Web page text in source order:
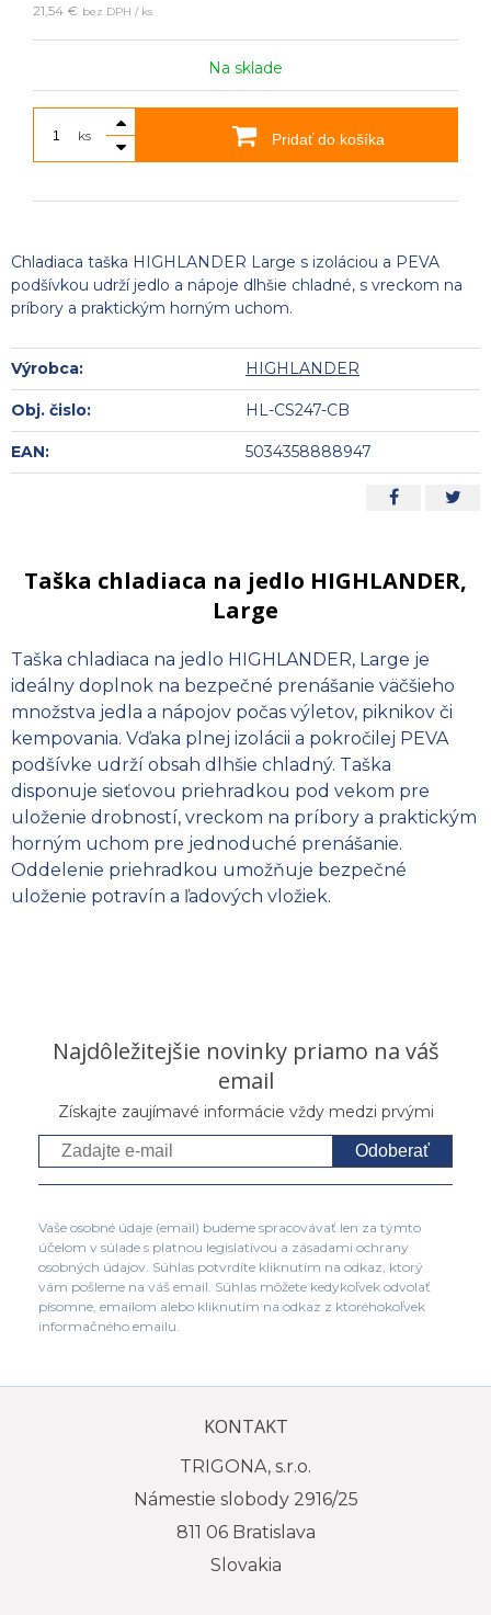
21,54 € bez DPH / ks
Na sklade
ks Pridať do košíka
Chladiaca taška HIGHLANDER Large s izoláciou a PEVA
podšívkou udrží jedlo a nápoje dlhšie chladné, s vreckom na
príbory a praktickým horným uchom.
Výrobca: HIGHLANDER
Obj. čislo: HL-CS247-CB
EAN: 5034358888947
Taška chladiaca na jedlo HIGHLANDER,
Large
Taška chladiaca na jedlo HIGHLANDER, Large je
ideálny doplnok na bezpečné prenášanie väčšieho
množstva jedla a nápojov počas výletov, piknikov či
kempovania. Vďaka plnej izolácii a pokročilej PEVA
podšívke udrží obsah dlhšie chladný. Taška
disponuje sieťovou priehradkou pod vekom pre
uloženie drobností, vreckom na príbory a praktickým
horným uchom pre jednoduché prenášanie.
Oddelenie priehradkou umožňuje bezpečné
uloženie potravín a ľadových vložiek.
Najdôležitejšie novinky priamo na váš
email
Získajte zaujímavé informácie vždy medzi prvými
Odoberať
Vaše osobné údaje (email) budeme spracovávať len za týmto
účelom v súlade s platnou legislatívou a zásadami ochrany
osobných údajov. Súhlas potvrdíte kliknutím na odkaz, ktorý
vám pošleme na váš email. Súhlas môžete kedykoľvek odvolať
písomne, emailom alebo kliknutím na odkaz z ktoréhokoľvek
informačného emailu.
KONTAKT
TRIGONA, s.r.o.
Námestie slobody 2916/25
811 06 Bratislava
Slovakia